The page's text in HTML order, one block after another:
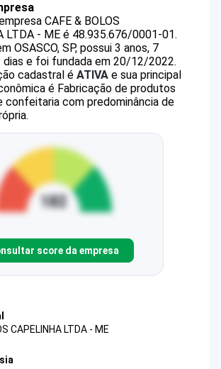
CAFE & BOLOS
LTDA - ME é 48.935.676/0001-01.
OSASCO, SP, possui 3 anos, 7
dias e foi fundada em 20/12/2022.
cadastral é ATIVA e sua principal
é Fabricação de produtos
confeitaria com predominância de
score da empresa
CAPELINHA LTDA - ME